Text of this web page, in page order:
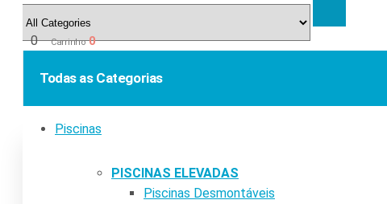
0 Carrinho0
Todas as Categorias
Piscinas
PISCINAS ELEVADAS
Piscinas Desmontáveis